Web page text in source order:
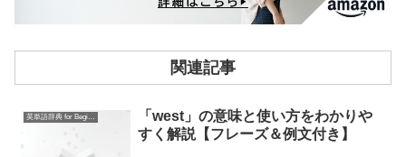
関連記事
英単語辞典 for Beginners
「west」の意味と使い方をわかりや
すく解説【フレーズ＆例文付き】